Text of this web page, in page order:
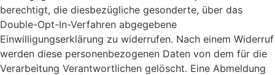
berechtigt, die diesbezügliche gesonderte, über das
Double-Opt-In-Verfahren abgegebene
Einwilligungserklärung zu widerrufen. Nach einem Widerruf
werden diese personenbezogenen Daten von dem für die
Verarbeitung Verantwortlichen gelöscht. Eine Abmeldung